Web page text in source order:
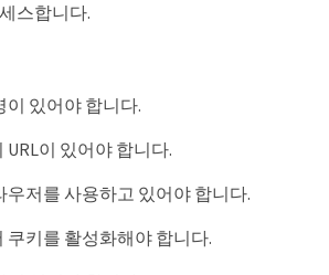
스합니다.
이 있어야 합니다.
이 있어야 합니다.
우저를 사용하고 있어야 합니다.
쿠키를 활성화해야 합니다.